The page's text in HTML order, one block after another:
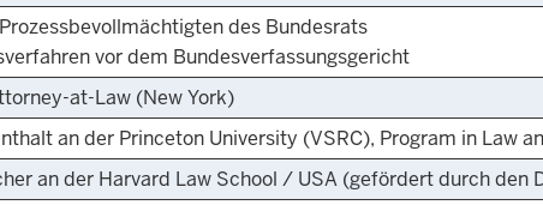
des Bundesrats
vor dem Bundesverfassungsgericht
at-Law (New York)
an der Princeton University (VSRC), Program in Law
an der Harvard Law School / USA (gefördert durch den